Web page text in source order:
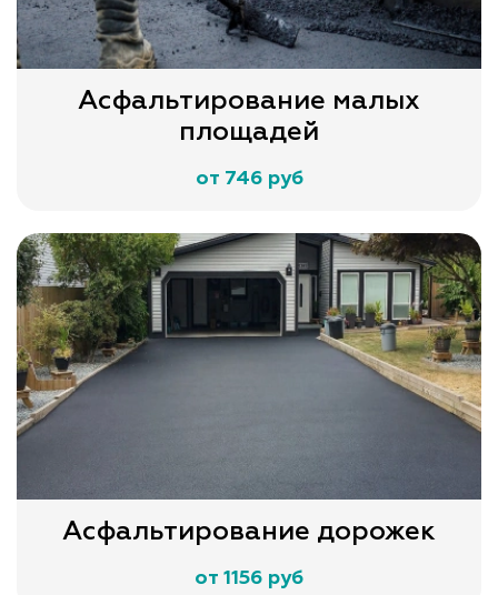
Асфальтирование малых
площадей
от 746 руб
Асфальтирование дорожек
от 1156 руб